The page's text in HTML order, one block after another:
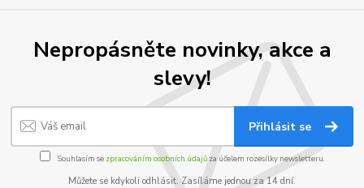
Nepropásněte novinky, akce a
slevy!
Přihlásit se
Souhlasím se zpracováním osobních údajůza účelem rozesílky newsletteru.
Můžete se kdykoli odhlásit. Zasíláme jednou za 14 dní.